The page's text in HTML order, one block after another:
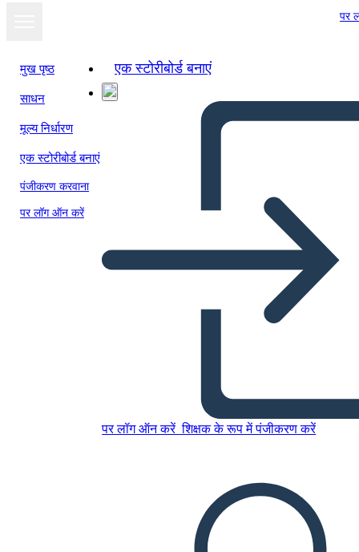
पर
मुख पृष्ठ
साधन
मूल्य निर्धारण
एक स्टोरीबोर्ड बनाएं
पंजीकरण करवाना
पर लॉग ऑन करें
एक स्टोरीबोर्ड बनाएं
पर लॉग ऑन करें शिक्षक के रूप में पंजीकरण करें
इस स्टोरीबोर्ड को कॉपी करें
स्टोरीबोर्ड बनाएं
मुझे पढ़कर सुनाओ
स्लाइड शो के रूप में
देखें